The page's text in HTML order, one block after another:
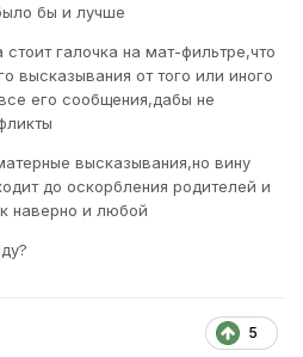
бы и лучше
галочка на мат-фильтре,что
высказывания от того или иного
его сообщения,дабы не
высказывания,но вину
до оскорбления родителей и
наверно и любой
5